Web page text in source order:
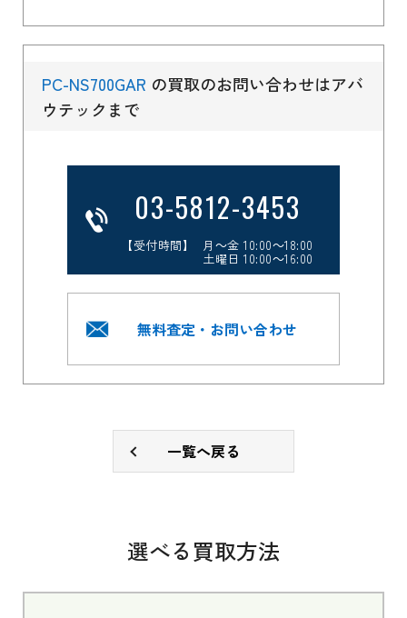
PC-NS700GAR の買取のお問い合わせはアバ
ウテックまで
03-5812-3453
【受付時間】 月～金 10:00～18:00
土曜日 10:00～16:00
無料査定・お問い合わせ
一覧へ戻る
選べる買取方法